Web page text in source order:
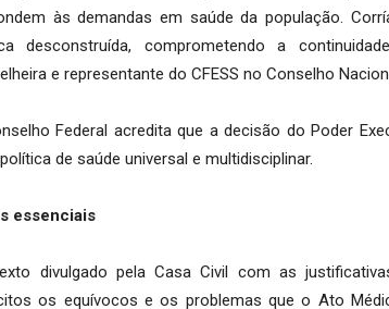
às demandas em saúde da população.
desconstruída, comprometendo a
e representante do CFESS no Conselho
Federal acredita que a decisão do Poder
de saúde universal e multidisciplinar.
essenciais
divulgado pela Casa Civil com as
os equívocos e os problemas que o Ato